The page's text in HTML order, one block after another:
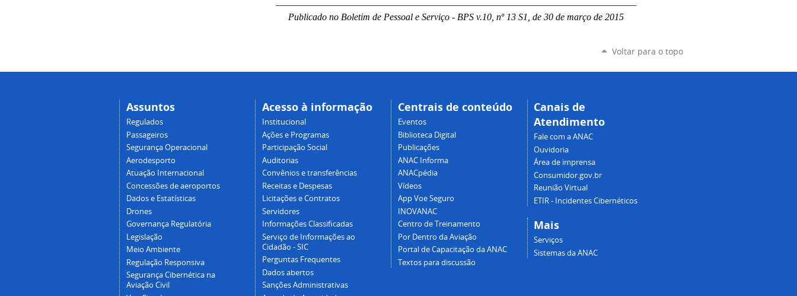
Publicado no Boletim de Pessoal e Serviço - BPS v.10, nº 13 S1, de 30 de março de 2015
Voltar para o topo
Assuntos
Regulados
Passageiros
Segurança Operacional
Aerodesporto
Atuação Internacional
Concessões de aeroportos
Dados e Estatísticas
Drones
Governança Regulatória
Legislação
Meio Ambiente
Regulação Responsiva
Segurança Cibernética na
Aviação Civil
Acesso à informação
Institucional
Ações e Programas
Participação Social
Auditorias
Convênios e transferências
Receitas e Despesas
Licitações e Contratos
Servidores
Informações Classificadas
Serviço de Informações ao
Cidadão - SIC
Perguntas Frequentes
Dados abertos
Sanções Administrativas
Centrais de conteúdo
Eventos
Biblioteca Digital
Publicações
ANAC Informa
ANACpédia
Vídeos
App Voe Seguro
INOVANAC
Centro de Treinamento
Por Dentro da Aviação
Portal de Capacitação da ANAC
Textos para discussão
Canais de
Atendimento
Fale com a ANAC
Ouvidoria
Área de imprensa
Consumidor.gov.br
Reunião Virtual
ETIR - Incidentes Cibernéticos
Mais
Serviços
Sistemas da ANAC